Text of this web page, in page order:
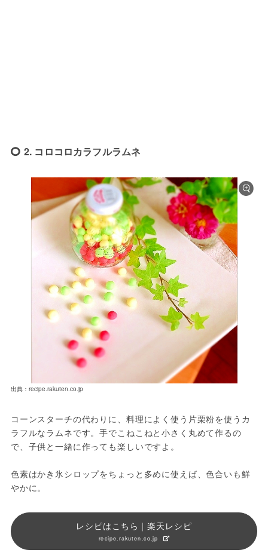
2. コロコロカラフルラムネ
出典：recipe.rakuten.co.jp
コーンスターチの代わりに、料理によく使う片栗粉を使うカ
ラフルなラムネです。手でこねこねと小さく丸めて作るの
で、子供と一緒に作っても楽しいですよ。
色素はかき氷シロップをちょっと多めに使えば、色合いも鮮
やかに。
レシピはこちら｜楽天レシピ
recipe.rakuten.co.jp